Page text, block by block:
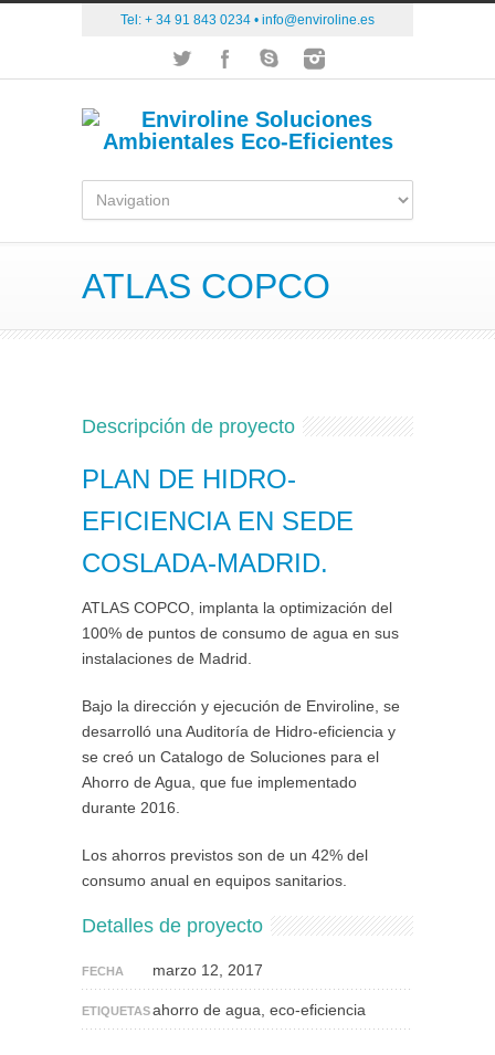
Tel: + 34 91 843 0234 • info@enviroline.es
ATLAS COPCO
Descripción de proyecto
PLAN DE HIDRO-
EFICIENCIA EN SEDE
COSLADA-MADRID.
ATLAS COPCO, implanta la optimización del
100% de puntos de consumo de agua en sus
instalaciones de Madrid.
Bajo la dirección y ejecución de Enviroline, se
desarrolló una Auditoría de Hidro-eficiencia y
se creó un Catalogo de Soluciones para el
Ahorro de Agua, que fue implementado
durante 2016.
Los ahorros previstos son de un 42% del
consumo anual en equipos sanitarios.
Detalles de proyecto
FECHA marzo 12, 2017
ETIQUETASahorro de agua, eco-eficiencia